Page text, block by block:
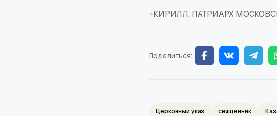
+КИРИЛЛ, ПАТРИАРХ
Поделиться:
Церковный указ священник